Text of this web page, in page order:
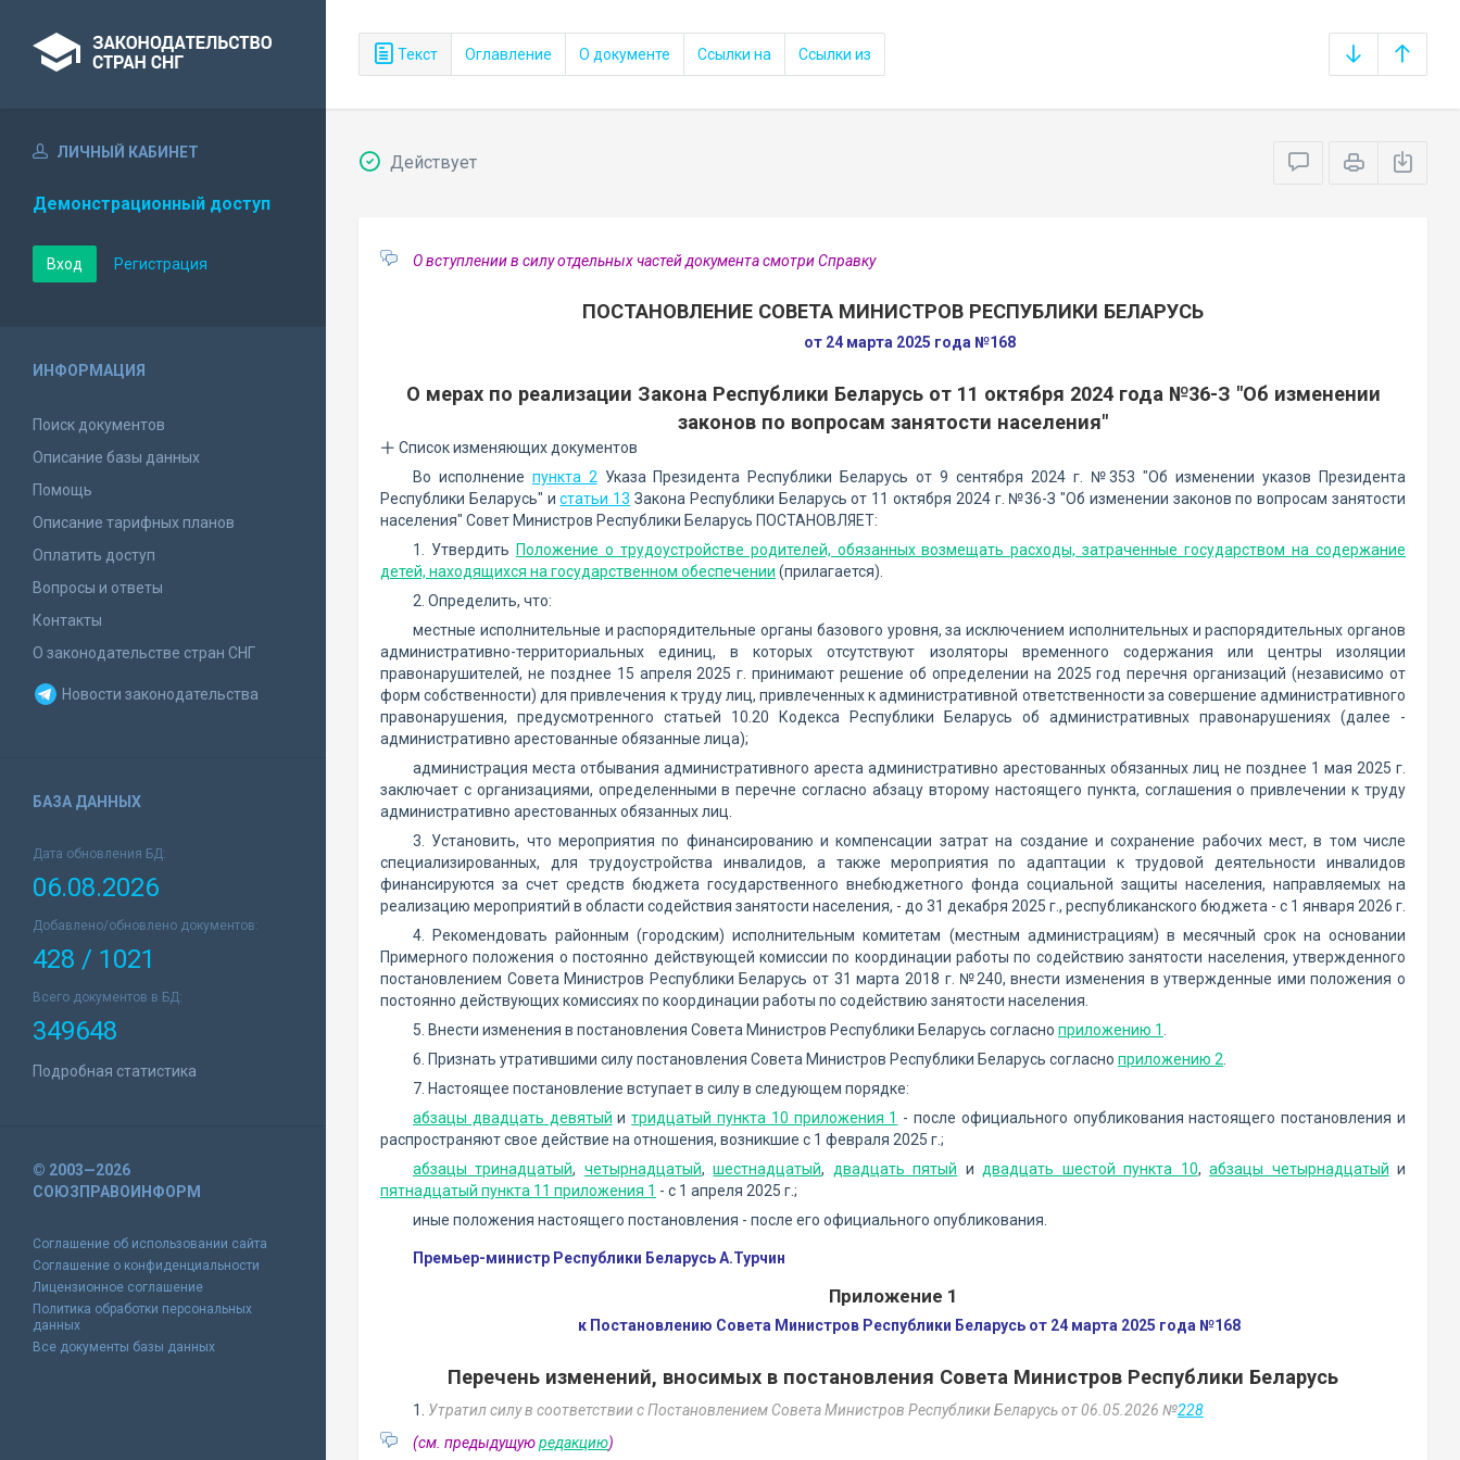
Текст Оглавление О документе Ссылки на Ссылки из
ЛИЧНЫЙ КАБИНЕТ
Демонстрационный доступ
Вход Регистрация
ИНФОРМАЦИЯ
Поиск документов
Описание базы данных
Помощь
Описание тарифных планов
Оплатить доступ
Вопросы и ответы
Контакты
О законодательстве стран СНГ
Новости законодательства
БАЗА ДАННЫХ
Дата обновления БД:
06.08.2026
Добавлено/обновлено документов:
428 / 1021
Всего документов в БД:
349648
Подробная статистика
© 2003—2026
СОЮЗПРАВОИНФОРМ
Соглашение об использовании сайта
Соглашение о конфиденциальности
Лицензионное соглашение
Политика обработки персональных
данных
Все документы базы данных
Действует
О вступлении в силу отдельных частей документа смотри Справку
ПОСТАНОВЛЕНИЕ СОВЕТА МИНИСТРОВ РЕСПУБЛИКИ БЕЛАРУСЬ
от 24 марта 2025 года №168
О мерах по реализации Закона Республики Беларусь от 11 октября 2024 года №36-З "Об изменении
законов по вопросам занятости населения"
Список изменяющих документов
Во исполнение пункта 2 Указа Президента Республики Беларусь от 9 сентября 2024 г. №353 "Об изменении указов Президента
Республики Беларусь" истатьи 13 Закона Республики Беларусь от 11 октября 2024 г. №36-З "Об изменении законов по вопросам занятости
населения" Совет Министров Республики Беларусь ПОСТАНОВЛЯЕТ:
1. Утвердить Положение о трудоустройстве родителей, обязанных возмещать расходы, затраченные государством на содержание
детей, находящихся на государственном обеспечении (прилагается).
2. Определить, что:
местные исполнительные и распорядительные органы базового уровня, за исключением исполнительных и распорядительных органов
административно-территориальных единиц, в которых отсутствуют изоляторы временного содержания или центры изоляции
правонарушителей, не позднее 15 апреля 2025 г. принимают решение об определении на 2025 год перечня организаций (независимо от
форм собственности) для привлечения к труду лиц, привлеченных к административной ответственности за совершение административного
правонарушения, предусмотренного статьей 10.20 Кодекса Республики Беларусь об административных правонарушениях (далее -
административно арестованные обязанные лица);
администрация места отбывания административного ареста административно арестованных обязанных лиц не позднее 1 мая 2025 г.
заключает с организациями, определенными в перечне согласно абзацу второму настоящего пункта, соглашения о привлечении к труду
административно арестованных обязанных лиц.
3. Установить, что мероприятия по финансированию и компенсации затрат на создание и сохранение рабочих мест, в том числе
специализированных, для трудоустройства инвалидов, а также мероприятия по адаптации к трудовой деятельности инвалидов
финансируются за счет средств бюджета государственного внебюджетного фонда социальной защиты населения, направляемых на
реализацию мероприятий в области содействия занятости населения, - до 31 декабря 2025 г., республиканского бюджета - с 1 января 2026 г.
4. Рекомендовать районным (городским) исполнительным комитетам (местным администрациям) в месячный срок на основании
Примерного положения о постоянно действующей комиссии по координации работы по содействию занятости населения, утвержденного
постановлением Совета Министров Республики Беларусь от 31 марта 2018 г. №240, внести изменения в утвержденные ими положения о
постоянно действующих комиссиях по координации работы по содействию занятости населения.
5. Внести изменения в постановления Совета Министров Республики Беларусь согласно приложению 1
6. Признать утратившими силу постановления Совета Министров Республики Беларусь согласно приложению 2
7. Настоящее постановление вступает в силу в следующем порядке:
абзацы двадцать девятый итридцатый пункта 10 приложения 1 - после официального опубликования настоящего постановления и
распространяют свое действие на отношения, возникшие с 1 февраля 2025 г.;
абзацы тринадцатый, четырнадцатый,шестнадцатый, двадцать пятый и двадцать шестой пункта 10,абзацы четырнадцатый и
пятнадцатый пункта 11 приложения 1 - с 1 апреля 2025 г.;
иные положения настоящего постановления - после его официального опубликования.
Премьер-министр Республики Беларусь А.Турчин
Приложение 1
к Постановлению Совета Министров Республики Беларусь от 24 марта 2025 года №168
Перечень изменений, вносимых в постановления Совета Министров Республики Беларусь
1. Утратил силу в соответствии с Постановлением Совета Министров Республики Беларусь от 06.05.2026 №228
(см. предыдущуюредакцию)